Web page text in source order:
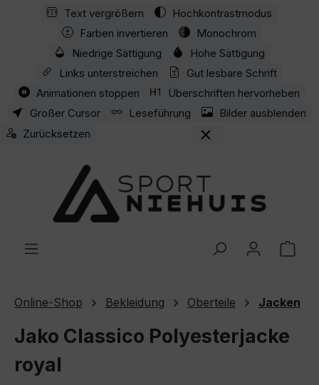
Zum Hauptinhalt springen
Text vergrößern
Hochkontrastmodus
Farben invertieren
Monochrom
Niedrige Sättigung
Hohe Sättigung
Links unterstreichen
Gut lesbare Schrift
Animationen stoppen
Überschriften hervorheben
Großer Cursor
Leseführung
Bilder ausblenden
Zurücksetzen
Online-Shop Bekleidung Oberteile Jacken
Jako Classico Polyesterjacke
royal